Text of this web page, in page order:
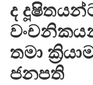
ද
තමා
ජනපති